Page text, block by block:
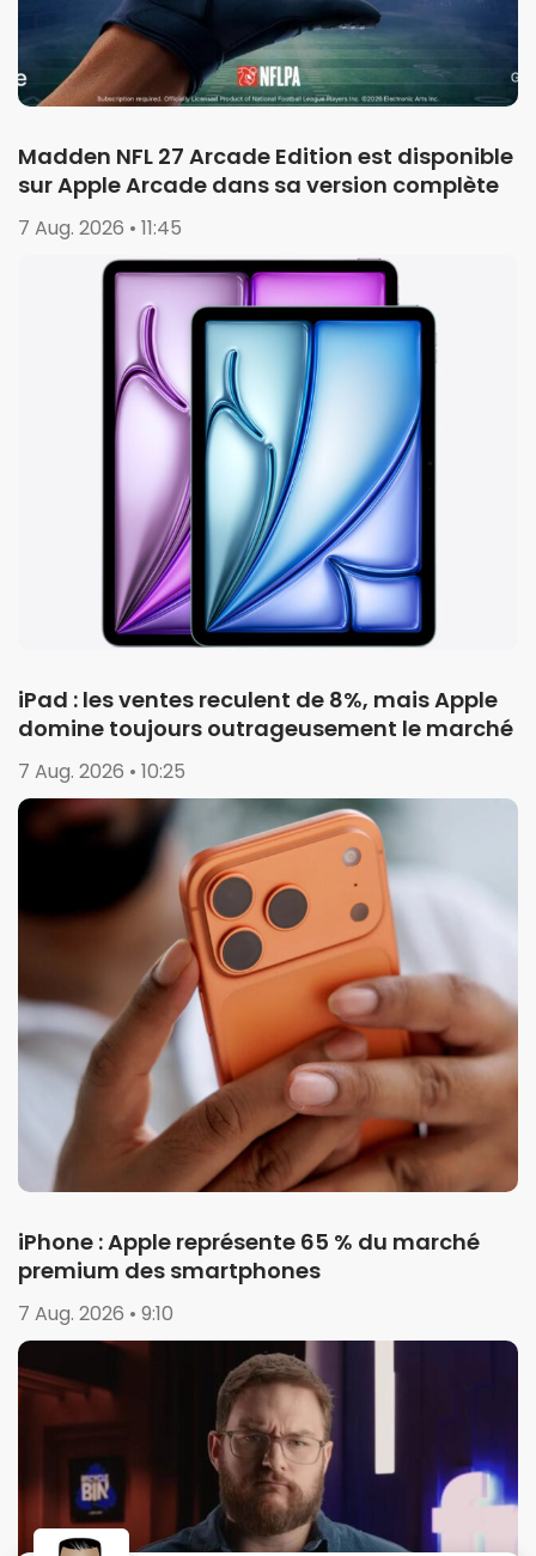
Madden NFL 27 Arcade Edition est disponible
sur Apple Arcade dans sa version complète
7 Aug. 2026 • 11:45
iPad : les ventes reculent de 8%, mais Apple
domine toujours outrageusement le marché
7 Aug. 2026 • 10:25
iPhone : Apple représente 65 % du marché
premium des smartphones
7 Aug. 2026 • 9:10